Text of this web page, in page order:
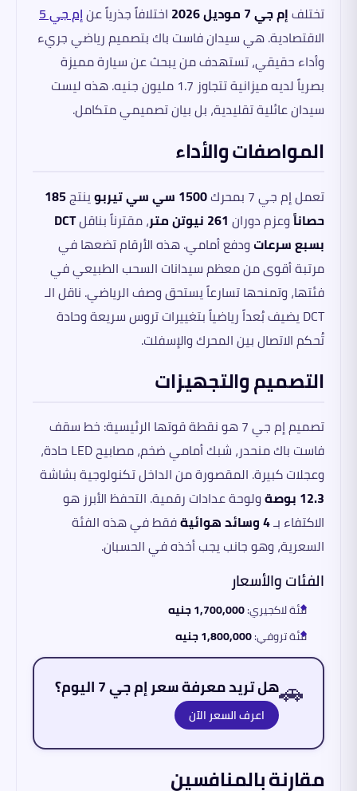
تختلفإم جي 7 موديل 2026 اختلافاً جذرياً عنإم جي 5
الاقتصادية. هي سيدان فاست باك بتصميم رياضي جريء
وأداء حقيقي، تستهدف من يبحث عن سيارة مميزة
بصرياً لديه ميزانية تتجاوز 1.7 مليون جنيه. هذه ليست
سيدان عائلية تقليدية، بل بيان تصميمي متكامل.
المواصفات والأداء
تعمل إم جي 7 بمحرك 1500 سي سي تيربو ينتج185
حصاناًوعزم دوران 261 نيوتن متر ، مقترناً بناقلDCT
بسبع سرعات ودفع أمامي. هذه الأرقام تضعها في
مرتبة أقوى من معظم سيدانات السحب الطبيعي في
فئتها، وتمنحها تسارعاً يستحق وصف الرياضي. ناقل الـ
DCT يضيف بُعداً رياضياً بتغييرات تروس سريعة وحادة
تُحكم الاتصال بين المحرك والإسفلت.
التصميم والتجهيزات
تصميم إم جي 7 هو نقطة قوتها الرئيسية: خط سقف
فاست باك منحدر، شبك أمامي ضخم، مصابيح LED حادة،
وعجلات كبيرة. المقصورة من الداخل تكنولوجية بشاشة
12.3 بوصة
ولوحة عدادات رقمية. التحفظ الأبرز هو
الاكتفاء بـ4 وسائد هوائية
فقط في هذه الفئة
السعرية، وهو جانب يجب أخذه في الحسبان.
الفئات والأسعار
فئة لاكجيري:1,700,000 جنيه
فئة تروفي:1,800,000 جنيه
🚗هل تريد معرفة سعر إم جي 7 اليوم؟
اعرف السعر الآن
مقارنة بالمنافسين